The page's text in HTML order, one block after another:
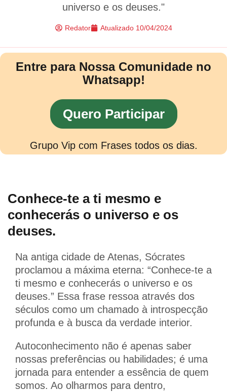
universo e os deuses."
Redator Atualizado 10/04/2024
Entre para Nossa Comunidade no
Whatsapp!
Quero Participar
Grupo Vip com Frases todos os dias.
Conhece-te a ti mesmo e
conhecerás o universo e os
deuses.
Na antiga cidade de Atenas, Sócrates
proclamou a máxima eterna: “Conhece-te a
ti mesmo e conhecerás o universo e os
deuses.” Essa frase ressoa através dos
séculos como um chamado à introspecção
profunda e à busca da verdade interior.
Autoconhecimento não é apenas saber
nossas preferências ou habilidades; é uma
jornada para entender a essência de quem
somos. Ao olharmos para dentro,